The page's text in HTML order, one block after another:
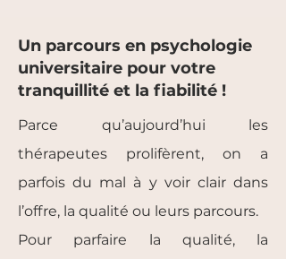
Un parcours en psychologie
universitaire pour votre
tranquillité et la fiabilité !
Parce qu’aujourd’hui les
thérapeutes prolifèrent, on a
parfois du mal à y voir clair dans
l’offre, la qualité ou leurs parcours.
Pour parfaire la qualité, la